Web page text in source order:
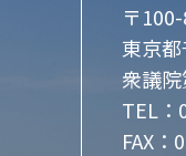
〒
東京
衆議
TEL：
FAX